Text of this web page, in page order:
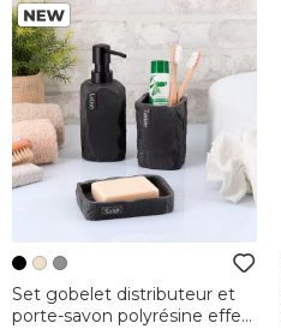
Set gobelet distributeur et
porte-savon polyrésine effet